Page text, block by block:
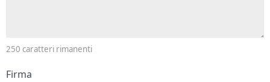
250 caratteri rimanenti
Firma